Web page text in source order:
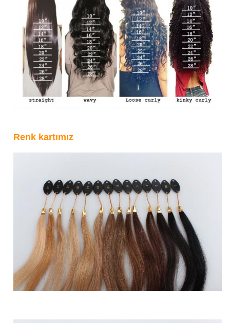
Renk kartımız